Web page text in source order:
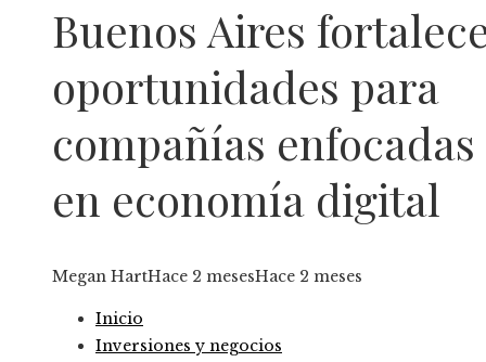
Buenos Aires
oportunidades para
compañías enfocadas
en economía digital
Megan HartHace 2 mesesHace 2 meses
Inicio
Inversiones y negocios